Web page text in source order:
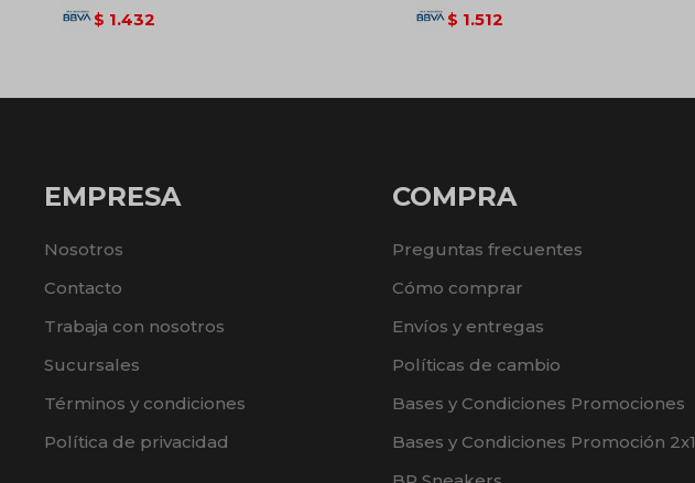
$ 1.432 $ 1.512
EMPRESA
Nosotros
Contacto
Trabaja con nosotros
Sucursales
Términos y condiciones
Política de privacidad
COMPRA
Preguntas frecuentes
Cómo comprar
Envíos y entregas
Políticas de cambio
Bases y Condiciones Promociones
Bases y Condiciones Promoción 2x1